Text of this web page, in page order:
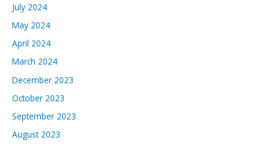
July 2024
May 2024
April 2024
March 2024
December 2023
October 2023
September 2023
August 2023